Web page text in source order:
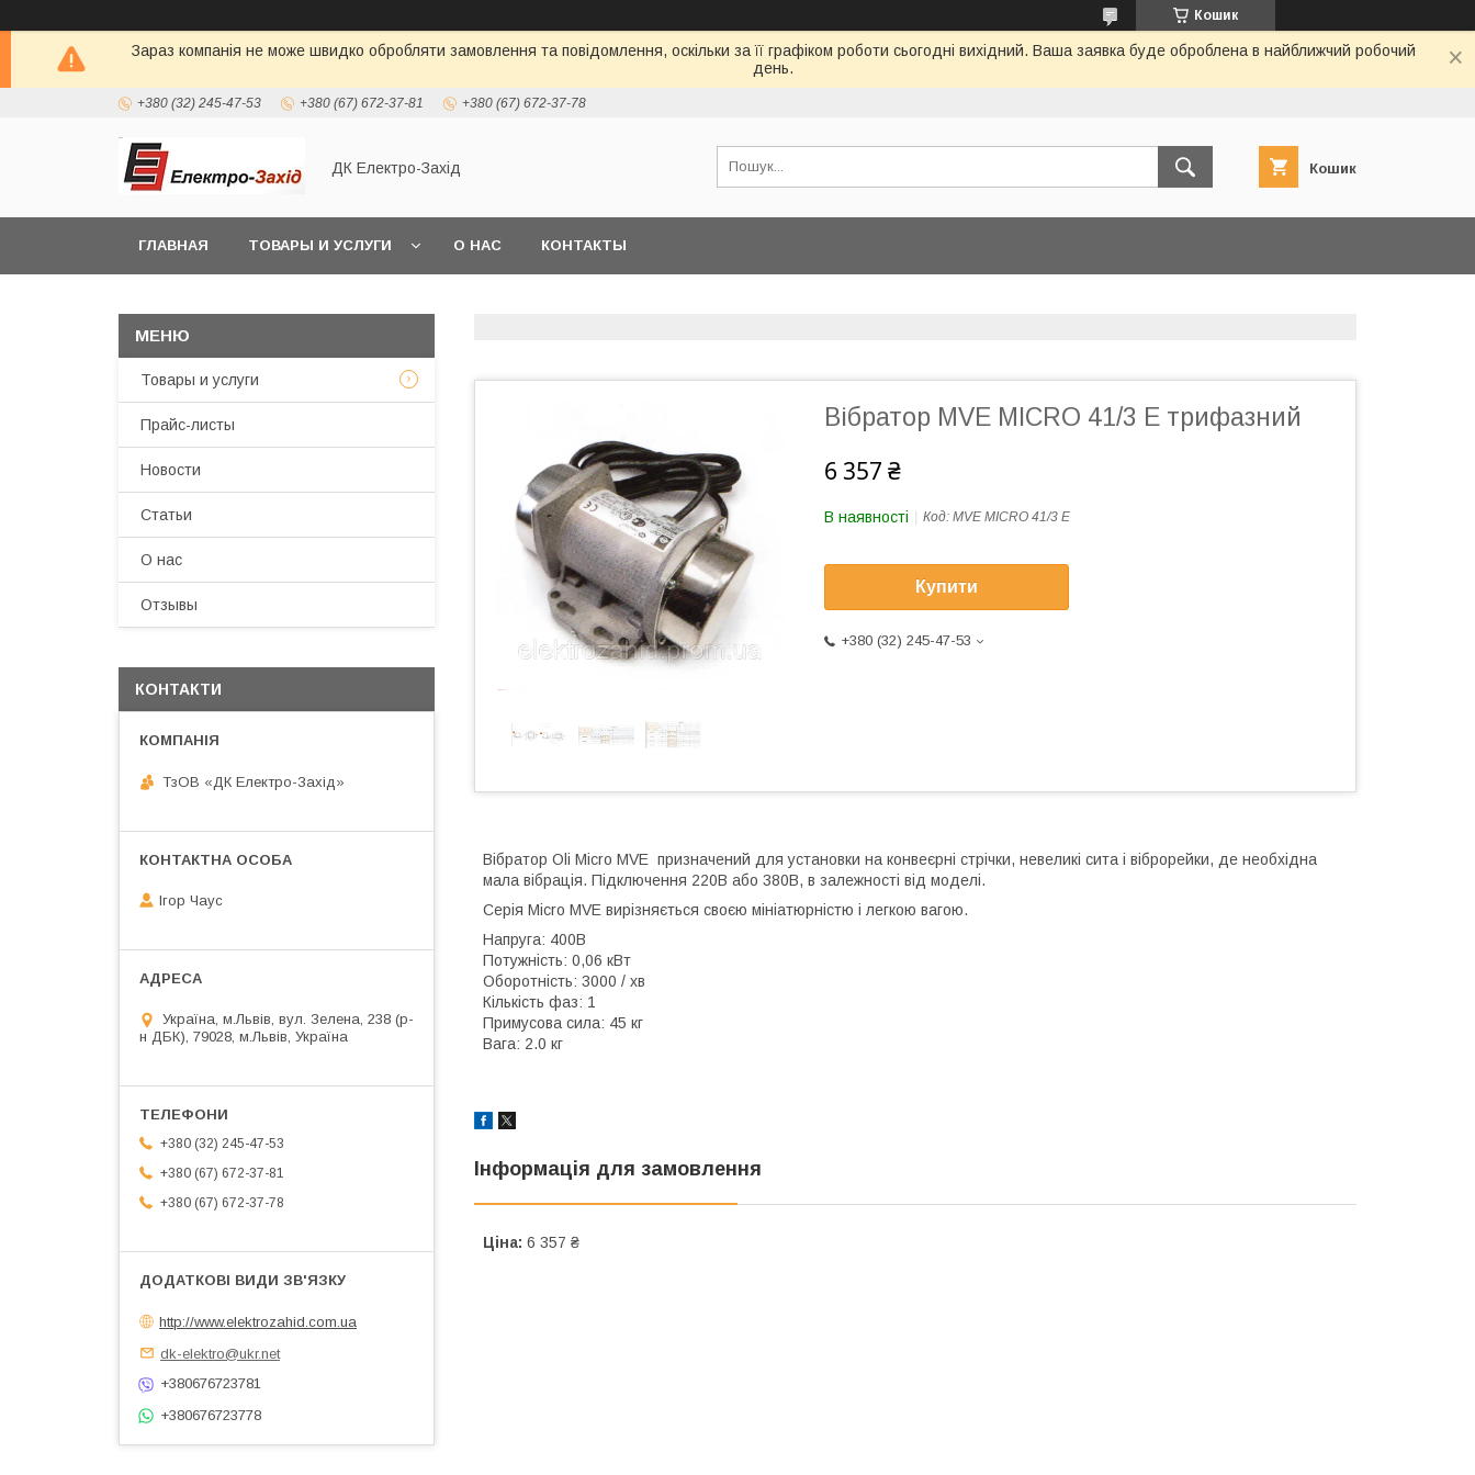
Кошик
Зараз компанія не може швидко обробляти замовлення та повідомлення, оскільки за її графіком роботи сьогодні вихідний. Ваша заявка буде оброблена в найближчий робочий
день.
+380 (32) 245-47-53 +380 (67) 672-37-81 +380 (67) 672-37-78
ДК Електро-Захід Кошик
ГЛАВНАЯ ТОВАРЫ И УСЛУГИ О НАС КОНТАКТЫ
Вібратор MVE MICRO 41/3 E трифазний
6 357 ₴
В наявності Код: MVE MICRO 41/3 E
Купити
+380 (32) 245-47-53
Вібратор Oli Micro MVE призначений для установки на конвеєрні стрічки, невеликі сита і віброрейки, де необхідна
мала вібрація. Підключення 220В або 380В, в залежності від моделі.
Серія Micro MVE вирізняється своєю мініатюрністю і легкою вагою.
Напруга: 400В
Потужність: 0,06 кВт
Оборотність: 3000 / хв
Кількість фаз: 1
Примусова сила: 45 кг
Вага: 2.0 кг
Інформація для замовлення
Ціна: 6 357 ₴
Товары и услуги
Прайс-листы
Новости
Статьи
О нас
Отзывы
КОНТАКТИ
ТзОВ «ДК Електро-Захід»
Ігор Чаус
Україна, м.Львів, вул. Зелена, 238 (р-
н ДБК), 79028, м.Львів, Україна
+380 (32) 245-47-53
+380 (67) 672-37-81
+380 (67) 672-37-78
http://www.elektrozahid.com.ua
dk-elektro@ukr.net
+380676723781
+380676723778